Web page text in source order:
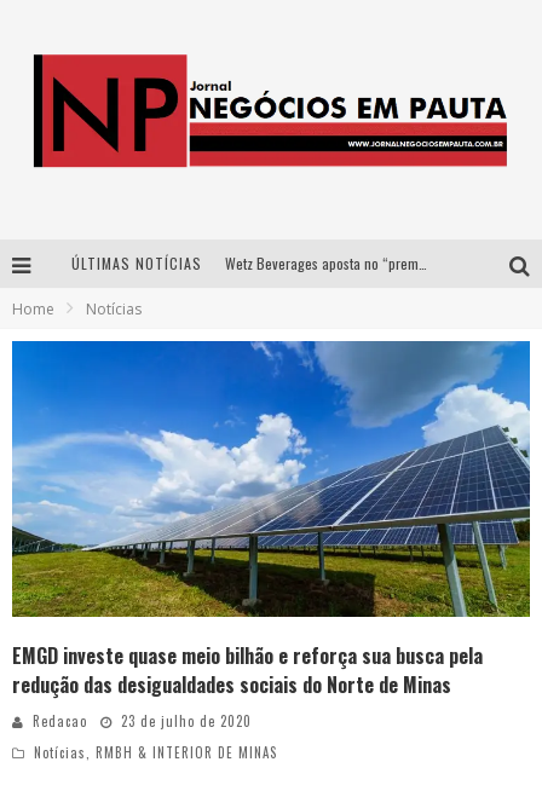
ÚLTIMAS NOTÍCIAS
Democratização do malte: Proibida utiliza estratégia de custo-benefício para o lazer do brasileiro
Home Notícias
EMGD investe quase meio bilhão e reforça sua busca pela
redução das desigualdades sociais do Norte de Minas
Redacao
23 de julho de 2020
Notícias, RMBH & INTERIOR DE MINAS